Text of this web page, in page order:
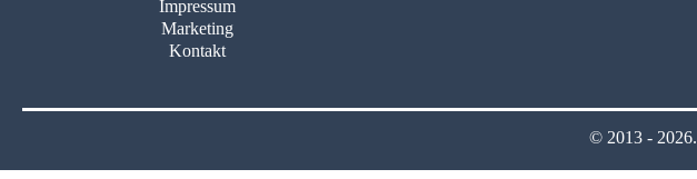
Impressum
Marketing
Kontakt
© 2013 - 2026.